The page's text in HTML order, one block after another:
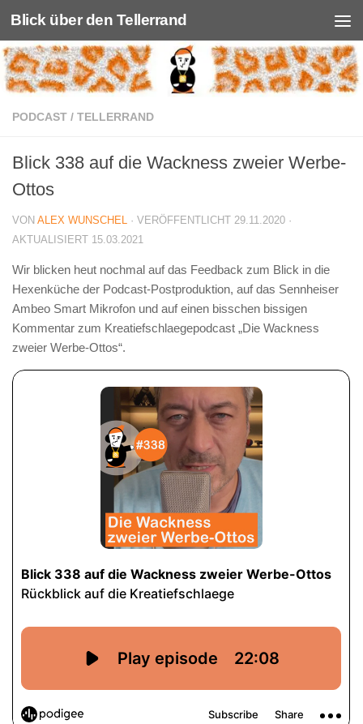
Unter dem Inhalt
Blick über den Tellerrand
PODCAST / TELLERRAND
Blick 338 auf die Wackness zweier Werbe-
Ottos
VON ALEX WUNSCHEL · VERÖFFENTLICHT 29.11.2020 ·
AKTUALISIERT 15.03.2021
Wir blicken heut nochmal auf das Feedback zum Blick in die
Hexenküche der Podcast-Postproduktion, auf das Sennheiser
Ambeo Smart Mikrofon und auf einen bisschen bissigen
Kommentar zum Kreatiefschlaegepodcast „Die Wackness
zweier Werbe-Ottos“.